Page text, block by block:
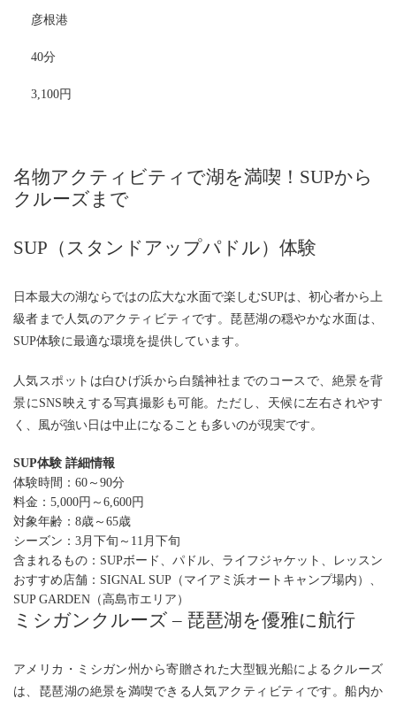
彦根港
40分
3,100円
名物アクティビティで湖を満喫！SUPから
クルーズまで
SUP（スタンドアップパドル）体験
日本最大の湖ならではの広大な水面で楽しむSUPは、初心者から上
級者まで人気のアクティビティです。琵琶湖の穏やかな水面は、
SUP体験に最適な環境を提供しています。
人気スポットは白ひげ浜から白鬚神社までのコースで、絶景を背
景にSNS映えする写真撮影も可能。ただし、天候に左右されやす
く、風が強い日は中止になることも多いのが現実です。
SUP体験 詳細情報
体験時間：60～90分
料金： 5,000円～6,600円
対象年齢：8歳～65歳
シーズン：3月下旬～11月下旬
含まれるもの：SUPボード、パドル、ライフジャケット、レッスン
おすすめ店舗： SIGNAL SUP （マイアミ浜オートキャンプ場内）、
SUP GARDEN（高島市エリア）
ミシガンクルーズ – 琵琶湖を優雅に航行
アメリカ・ミシガン州から寄贈された大型観光船によるクルーズ
は、琵琶湖の絶景を満喫できる人気アクティビティです。船内か